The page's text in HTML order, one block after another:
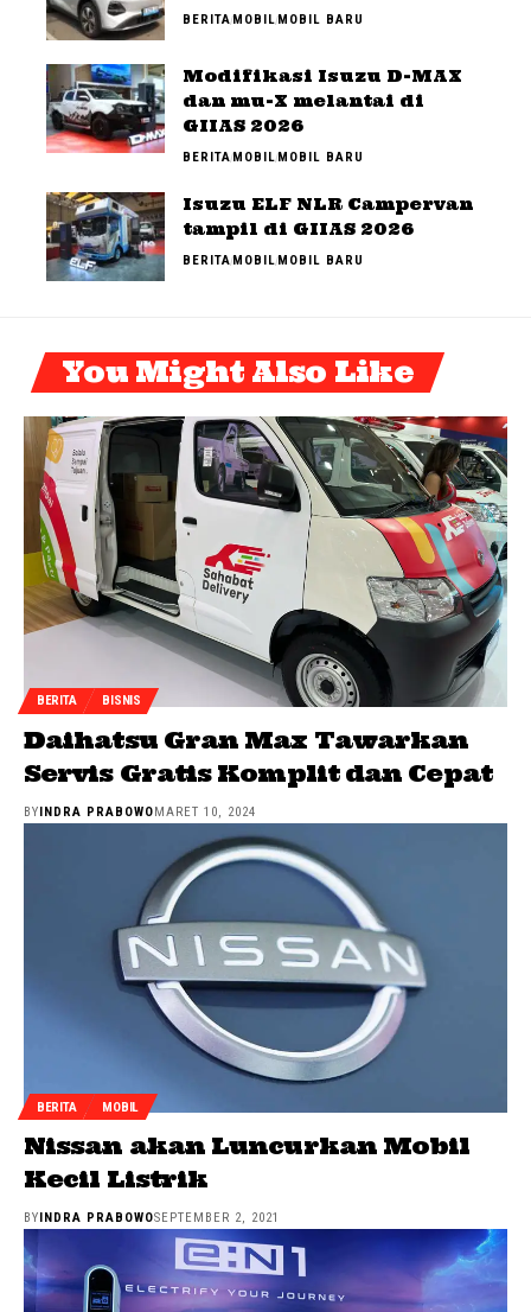
BERITAMOBILMOBIL BARU
Modifikasi Isuzu D-MAX
dan mu-X melantai di
GIIAS 2026
BERITAMOBILMOBIL BARU
Isuzu ELF NLR Campervan
tampil di GIIAS 2026
BERITAMOBILMOBIL BARU
You Might Also Like
BERITA BISNIS
Daihatsu Gran Max Tawarkan
Servis Gratis Komplit dan Cepat
BYINDRA PRABOWOMARET 10, 2024
BERITA MOBIL
Nissan akan Luncurkan Mobil
Kecil Listrik
BY INDRA PRABOWOSEPTEMBER 2, 2021